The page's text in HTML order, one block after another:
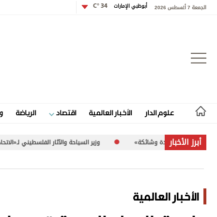
الجمعة 7 أغسطس 2026 أبوظبي الإمارات 34 °C
علوم الدار الأخبار العالمية اقتصاد الرياضة
علوم الدار
الرياضة
أبرز الأخبار وزير السياحة والآثار الفلسطيني لـ«الاتحاد»: 260 موقعاً أثرياً في غزة تعرضت للضرر
الأخبار العالمية